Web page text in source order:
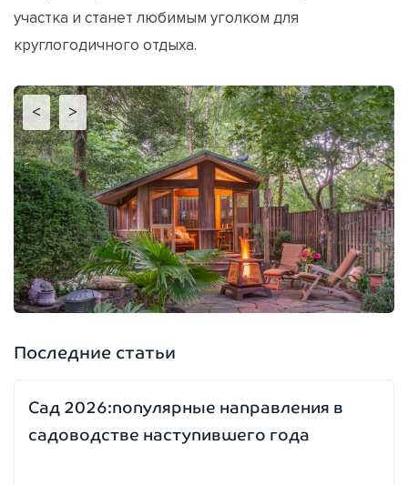
участка и станет любимым уголком для
круглогодичного отдыха.
< >
Последние статьи
Сад 2026:популярные направления в
садоводстве наступившего года